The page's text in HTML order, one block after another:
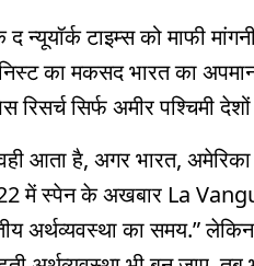
द न्यूयॉर्क टाइम्स को माफी
का मकसद भारत का
सिर्फ अमीर पश्चिमी
आता है, अगर भारत, अमेरिका
में स्पेन के अखबार La
अर्थव्यवस्था का समय.”